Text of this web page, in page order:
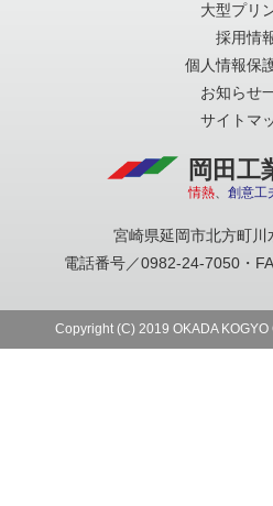
大型プリ
採用情
個人情報保
お知らせ
サイトマ
岡田工
情熱、 創意工
宮崎県延岡市北方町
電話番号／0982-24-7050・
Copyright (C) 2019 OKADA